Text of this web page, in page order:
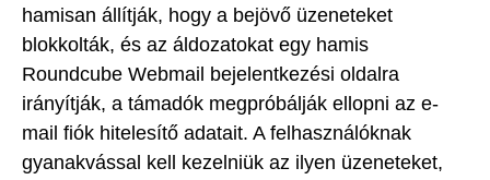
hamisan állítják, hogy a bejövő üzeneteket
blokkolták, és az áldozatokat egy hamis
Roundcube Webmail bejelentkezési oldalra
irányítják, a támadók megpróbálják ellopni az e-
mail fiók hitelesítő adatait. A felhasználóknak
gyanakvással kell kezelniük az ilyen üzeneteket,